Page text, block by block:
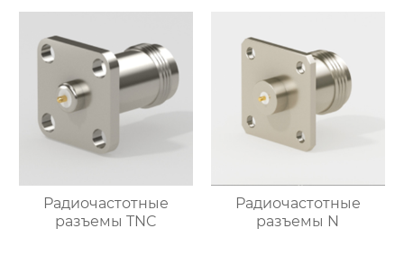
Радиочастотные
разъемы TNC
Радиочастотные
разъемы N